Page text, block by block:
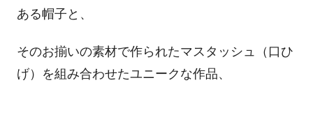
ある帽子と、
そのお揃いの素材で作られたマスタッシュ（口ひ
げ）を組み合わせたユニークな作品、